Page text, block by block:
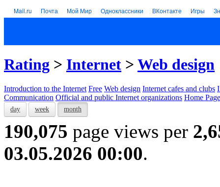
Mail.ru Почта Мой Мир Одноклассники ВКонтакте Игры
Rating > Internet > Web design
Introduction to the Internet Free Web design Internet cafes and clubs
Communication Official and public Internet organizations Home
day week month
190,075 page views per
03.05.2026 00:00.